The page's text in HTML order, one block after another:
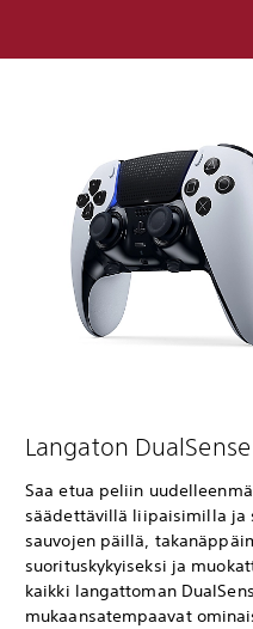
Langaton
Saa etua peliin
säädettävillä liipaisimilla ja
sauvojen päillä,
suorituskykyiseksi ja
kaikki langattoman
mukaansatempaavat